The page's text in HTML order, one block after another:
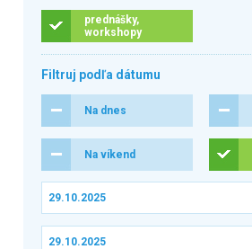
prednášky,
workshopy
Filtruj podľa dátumu
Na dnes
Na víkend